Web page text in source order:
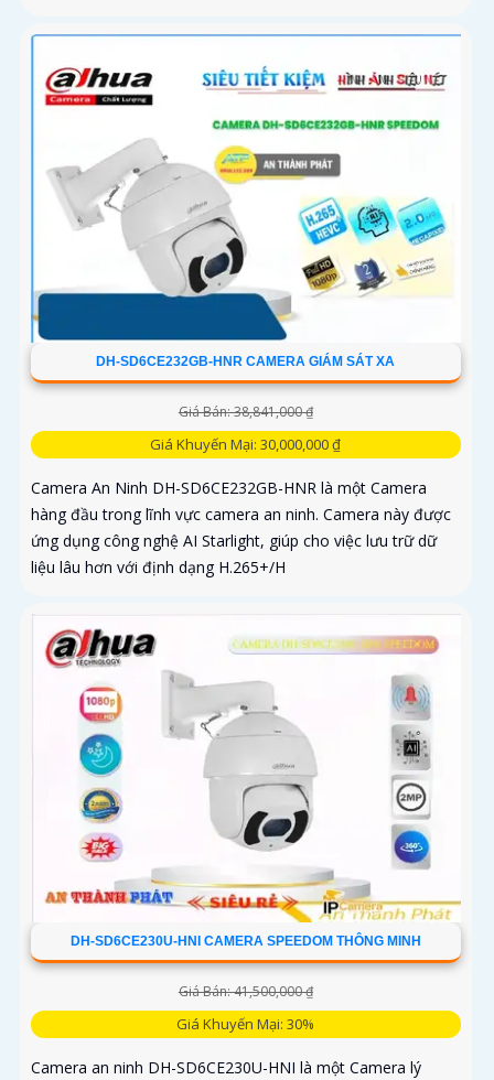
DH-SD6CE232GB-HNR CAMERA GIÁM SÁT XA
Giá Bán: 38,841,000 ₫
Giá Khuyến Mại: 30,000,000 ₫
Camera An Ninh DH-SD6CE232GB-HNR là một Camera
hàng đầu trong lĩnh vực camera an ninh. Camera này được
ứng dụng công nghệ AI Starlight, giúp cho việc lưu trữ dữ
liệu lâu hơn với định dạng H.265+/H
DH-SD6CE230U-HNI CAMERA SPEEDOM THÔNG MINH
Giá Bán: 41,500,000 ₫
Giá Khuyến Mại: 30%
Camera an ninh DH-SD6CE230U-HNI là một Camera lý